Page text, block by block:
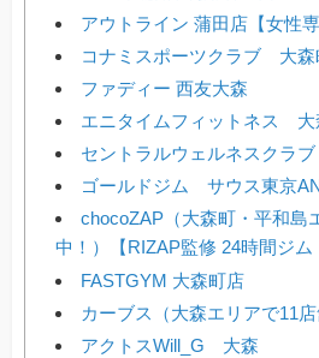
アウトライン 蒲田店【女性専
コナミスポーツクラブ 大森
ファディー 西友大森
エニタイムフィットネス 大
セントラルウェルネスクラブ
ゴールドジム サウス東京
chocoZAP（大森町・平和島
中！）【RIZAP監修 24時間ジム
FASTGYM 大森町店
カーブス（大森エリアで11店
アクトスWill_G 大森